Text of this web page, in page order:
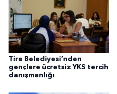
Tire Belediyesi’nden
gençlere ücretsiz YKS tercih
danışmanlığı